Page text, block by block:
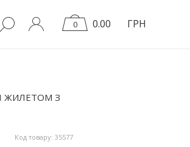
0 0.00 ГРН
ЖИЛЕТОМ З
Код товару: 35577